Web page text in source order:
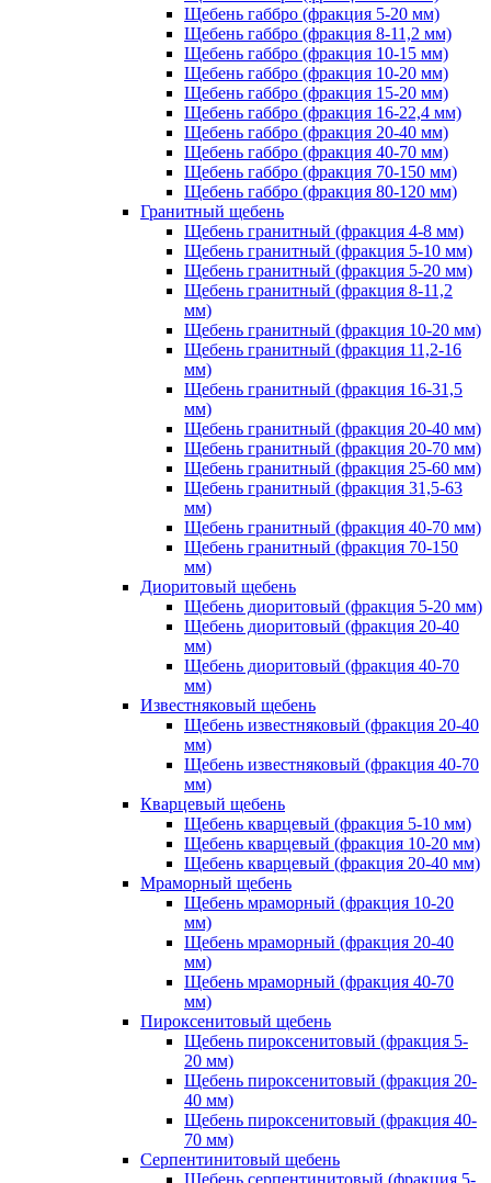
Щебень габбро (фракция 5-20 мм)
Щебень габбро (фракция 8-11,2 мм)
Щебень габбро (фракция 10-15 мм)
Щебень габбро (фракция 10-20 мм)
Щебень габбро (фракция 15-20 мм)
Щебень габбро (фракция 16-22,4 мм)
Щебень габбро (фракция 20-40 мм)
Щебень габбро (фракция 40-70 мм)
Щебень габбро (фракция 70-150 мм)
Щебень габбро (фракция 80-120 мм)
Гранитный щебень
Щебень гранитный (фракция 4-8 мм)
Щебень гранитный (фракция 5-10 мм)
Щебень гранитный (фракция 5-20 мм)
Щебень гранитный (фракция 8-11,2
мм)
Щебень гранитный (фракция 10-20 мм)
Щебень гранитный (фракция 11,2-16
мм)
Щебень гранитный (фракция 16-31,5
мм)
Щебень гранитный (фракция 20-40 мм)
Щебень гранитный (фракция 20-70 мм)
Щебень гранитный (фракция 25-60 мм)
Щебень гранитный (фракция 31,5-63
мм)
Щебень гранитный (фракция 40-70 мм)
Щебень гранитный (фракция 70-150
мм)
Диоритовый щебень
Щебень диоритовый (фракция 5-20 мм)
Щебень диоритовый (фракция 20-40
мм)
Щебень диоритовый (фракция 40-70
мм)
Известняковый щебень
Щебень известняковый (фракция 20-40
мм)
Щебень известняковый (фракция 40-70
мм)
Кварцевый щебень
Щебень кварцевый (фракция 5-10 мм)
Щебень кварцевый (фракция 10-20 мм)
Щебень кварцевый (фракция 20-40 мм)
Мраморный щебень
Щебень мраморный (фракция 10-20
мм)
Щебень мраморный (фракция 20-40
мм)
Щебень мраморный (фракция 40-70
мм)
Пироксенитовый щебень
Щебень пироксенитовый (фракция 5-
20 мм)
Щебень пироксенитовый (фракция 20-
40 мм)
Щебень пироксенитовый (фракция 40-
70 мм)
Серпентинитовый щебень
Щебень серпентинитовый (фракция 5-